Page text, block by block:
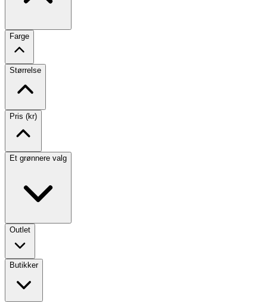
Farge
Størrelse
Pris (kr)
Et grønnere valg
Outlet
Butikker